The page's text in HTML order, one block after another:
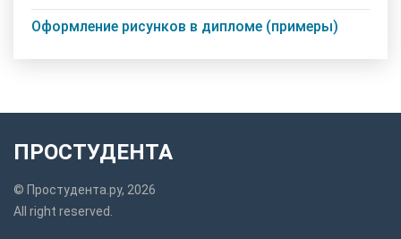
Оформление рисунков в дипломе (примеры)
ПРОСТУДЕНТА
© Простудента.ру, 2026
All right reserved.